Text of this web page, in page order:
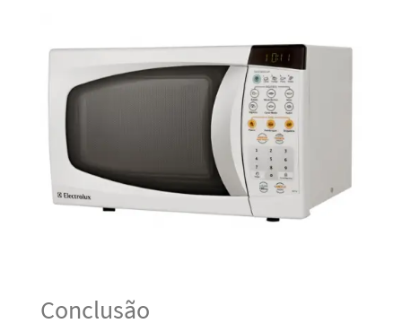
Conclusão